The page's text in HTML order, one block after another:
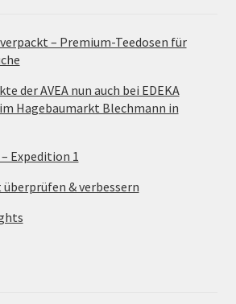
– Premium-Teedosen für
der AVEA nun auch bei EDEKA
Hagebaumarkt Blechmann in
Expedition 1
& verbessern